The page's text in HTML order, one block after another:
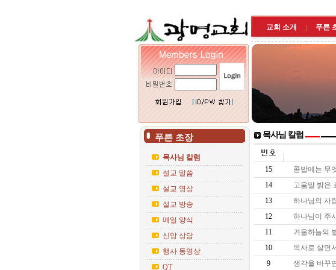
교회 소개 푸른
푸른 초장
목사님 칼럼
설교 말씀
설교 영상
설교 방송
매일 양식
신앙 상담
행사 동영상
QT
목사님 칼럼
15 콩밥에는 무
14
고움말 밝은
13
하나님의 사
12
하나님이 주
11
겨울하늘의
10
목사로 살면
9
생각을 바꾸